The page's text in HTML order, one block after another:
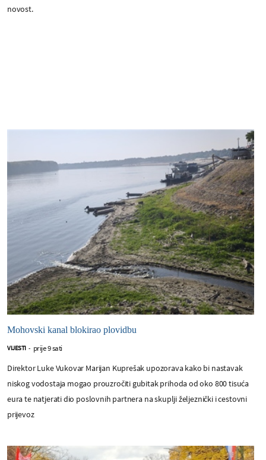
novost.
Mohovski kanal blokirao plovidbu
VIJESTI - prije 9 sati
Direktor Luke Vukovar Marijan Kuprešak upozorava kako bi nastavak
niskog vodostaja mogao prouzročiti gubitak prihoda od oko 800 tisuća
eura te natjerati dio poslovnih partnera na skuplji željeznički i cestovni
prijevoz